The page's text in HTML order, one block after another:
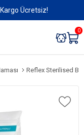
Ücretsiz!
0
Reflex Sterilised Balıklı